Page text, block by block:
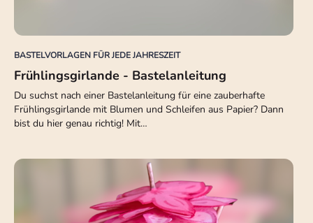
BASTELVORLAGEN FÜR JEDE JAHRESZEIT
Frühlingsgirlande - Bastelanleitung
Du suchst nach einer Bastelanleitung für eine zauberhafte
Frühlingsgirlande mit Blumen und Schleifen aus Papier? Dann
bist du hier genau richtig! Mit…